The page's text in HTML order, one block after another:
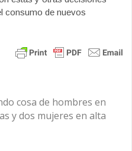
consumo de nuevos
cosa de hombres en
y dos mujeres en alta